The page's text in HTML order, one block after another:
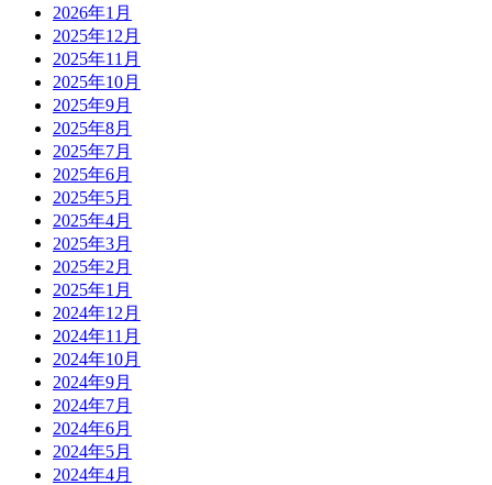
2026年1月
2025年12月
2025年11月
2025年10月
2025年9月
2025年8月
2025年7月
2025年6月
2025年5月
2025年4月
2025年3月
2025年2月
2025年1月
2024年12月
2024年11月
2024年10月
2024年9月
2024年7月
2024年6月
2024年5月
2024年4月